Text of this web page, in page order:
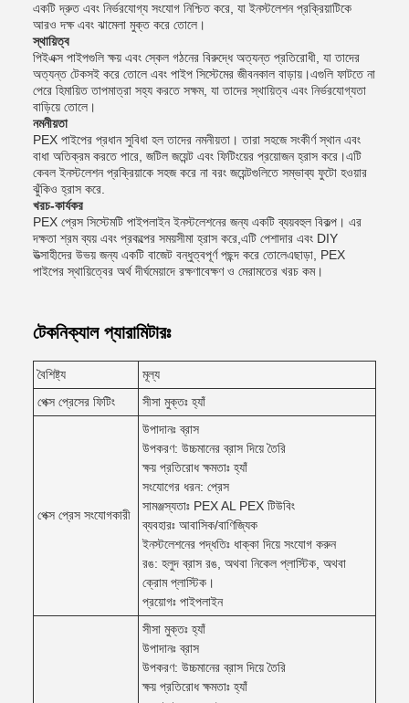
একটি দ্রুত এবং নির্ভরযোগ্য সংযোগ নিশ্চিত করে, যা ইনস্টলেশন প্রক্রিয়াটিকে
আরও দক্ষ এবং ঝামেলা মুক্ত করে তোলে।
স্থায়িত্ব
পিইএক্স পাইপগুলি ক্ষয় এবং স্কেল গঠনের বিরুদ্ধে অত্যন্ত প্রতিরোধী, যা তাদের
অত্যন্ত টেকসই করে তোলে এবং পাইপ সিস্টেমের জীবনকাল বাড়ায়।এগুলি ফাটতে না
পেরে হিমায়িত তাপমাত্রা সহ্য করতে সক্ষম, যা তাদের স্থায়িত্ব এবং নির্ভরযোগ্যতা
বাড়িয়ে তোলে।
নমনীয়তা
PEX পাইপের প্রধান সুবিধা হল তাদের নমনীয়তা। তারা সহজে সংকীর্ণ স্থান এবং
বাধা অতিক্রম করতে পারে, জটিল জয়েন্ট এবং ফিটিংয়ের প্রয়োজন হ্রাস করে।এটি
কেবল ইনস্টলেশন প্রক্রিয়াকে সহজ করে না বরং জয়েন্টগুলিতে সম্ভাব্য ফুটো হওয়ার
ঝুঁকিও হ্রাস করে.
খরচ-কার্যকর
PEX প্রেস সিস্টেমটি পাইপলাইন ইনস্টলেশনের জন্য একটি ব্যয়বহুল বিকল্প। এর
দক্ষতা শ্রম ব্যয় এবং প্রকল্পের সময়সীমা হ্রাস করে,এটি পেশাদার এবং DIY
উত্সাহীদের উভয় জন্য একটি বাজেট বন্ধুত্বপূর্ণ পছন্দ করে তোলেএছাড়া, PEX
পাইপের স্থায়িত্বের অর্থ দীর্ঘমেয়াদে রক্ষণাবেক্ষণ ও মেরামতের খরচ কম।
টেকনিক্যাল প্যারামিটারঃ
বৈশিষ্ট্য
মূল্য
পেক্স প্রেসের ফিটিং
সীসা মুক্তঃ হ্যাঁ
পেক্স প্রেস সংযোগকারী
উপাদানঃ ব্রাস
উপকরণ: উচ্চমানের ব্রাস দিয়ে তৈরি
ক্ষয় প্রতিরোধ ক্ষমতাঃ হ্যাঁ
সংযোগের ধরন: প্রেস
সামঞ্জস্যতাঃ PEX AL PEX টিউবিং
ব্যবহারঃ আবাসিক/বাণিজ্যিক
ইনস্টলেশনের পদ্ধতিঃ ধাক্কা দিয়ে সংযোগ করুন
রঙ: হলুদ ব্রাস রঙ, অথবা নিকেল প্লাস্টিক, অথবা
ক্রোম প্লাস্টিক।
প্রয়োগঃ পাইপলাইন
সীসা মুক্তঃ হ্যাঁ
উপাদানঃ ব্রাস
উপকরণ: উচ্চমানের ব্রাস দিয়ে তৈরি
ক্ষয় প্রতিরোধ ক্ষমতাঃ হ্যাঁ